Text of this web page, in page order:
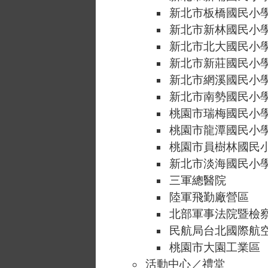
新北市板橋國民小
新北市新林國民小
新北市北大國民小
新北市新莊國民小
新北市網溪國民小
新北市南勢國民小
桃園市瑞梅國民小
桃園市龍潭國民小
桃園市員樹林國民
新北市淡海國民小
三軍總醫院
陸軍飛勤廠營區
北部軍事法院暨檢
民航局台北國際航
桃園市大園工業區
活動中心／禮堂